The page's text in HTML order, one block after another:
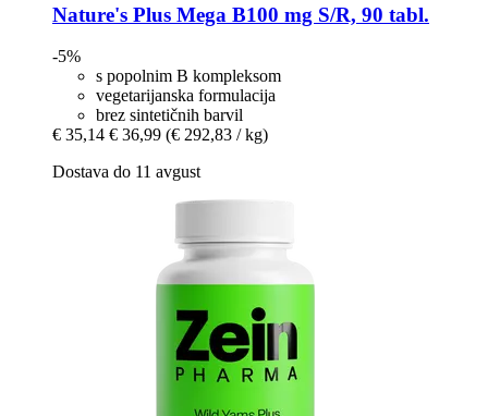
Nature's Plus Mega B100 mg S/R, 90 tabl.
-5%
s popolnim B kompleksom
vegetarijanska formulacija
brez sintetičnih barvil
€ 35,14 € 36,99 (€ 292,83 / kg)
Dostava do 11 avgust